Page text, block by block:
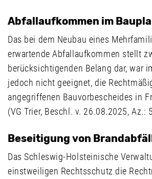
Abfallaufkommen im
Das bei dem Neubau eines
erwartende Abfallaufkommen stellt
berücksichtigenden Belang dar, war
jedoch nicht geeignet, die
angegriffenen Bauvorbescheides in
(VG Trier, Beschl. v. 26.08.2025, Az.:
Beseitigung von
Das Schleswig-Holsteinische
einstweiligen Rechtsschutz die